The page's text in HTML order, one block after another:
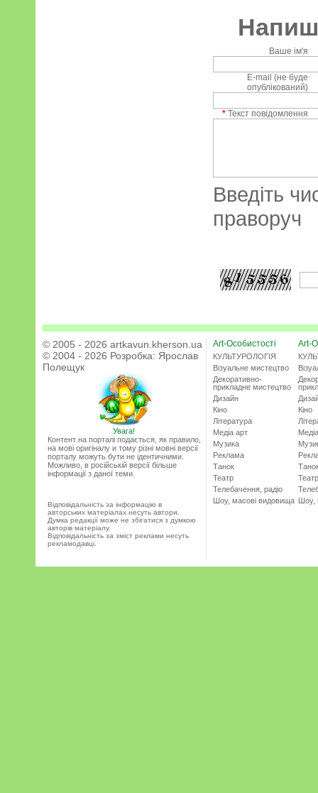
Ваше ім'я
E-mail (не буде
опублікований)
* Текст повідомлення
Введіть
праворуч
© 2005 - 2026 artkavun.kherson.ua
© 2004 - 2026 Розробка: Ярослав
Полещук
Увага!
Контент на порталі подається, як правило,
на мові оригіналу и тому різні мовні версії
порталу можуть бути не ідентичними.
Можливо, в російській версії більше
інформації з даної теми.
Відповідальність за інформацію в
авторських матеріалах несуть автори.
Думка редакції може не збігатися з думкою
авторів матеріалу.
Відповідальність за зміст реклами несуть
рекламодавці.
Art-Особистості
КУЛЬТУРОЛОГІЯ
Візуальне мистецтво
Декоративно-
прикладне мистецтво
Дизайн
Кіно
Література
Медіа арт
Музика
Реклама
Танок
Театр
Телебачення, радіо
Шоу, масові видовища
Art-
Кіно
Театр
Шоу,